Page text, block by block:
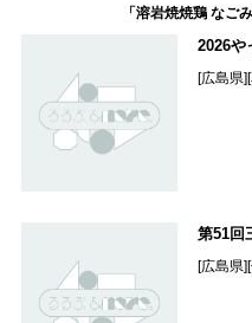
「溶岩焼焼鶏 なご
2026や
[広島県
第51回
[広島県